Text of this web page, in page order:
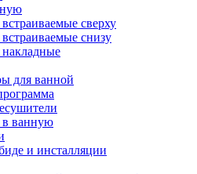
сверху
снизу
для ванной
ванную
и инсталляции